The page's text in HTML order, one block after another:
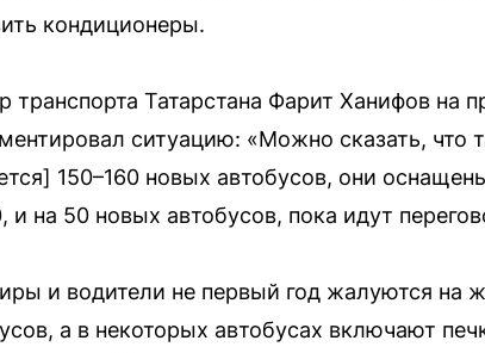
кондиционеры.
транспорта Татарстана Фарит Ханифов на
ситуацию: «Можно сказать, что
150–160 новых автобусов, они
и на 50 новых автобусов, пока идут
и водители не первый год жалуются на
а в некоторых автобусах включают